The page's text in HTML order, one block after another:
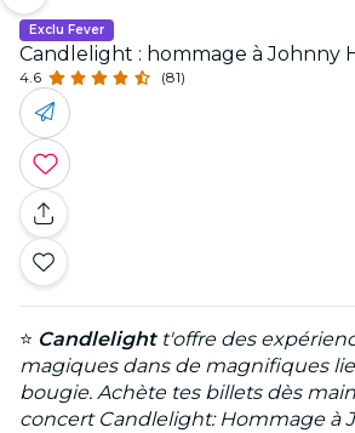
Exclu Fever
Candlelight : hommage à Johnny
4.6 (81)
⭐ Candlelightt'offre des
magiques dans de magnifiques
bougie. Achète tes billets dès
concert Candlelight: Hommage à